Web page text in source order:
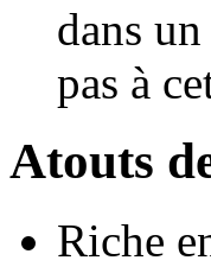
dans
pas à
Atouts
Riche